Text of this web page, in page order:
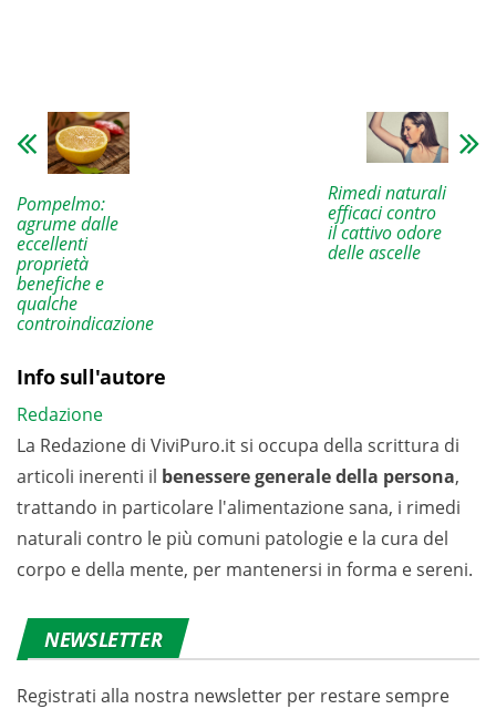
Pompelmo:
agrume dalle
eccellenti
proprietà
benefiche e
qualche
controindicazione
Rimedi naturali
efficaci contro
il cattivo odore
delle ascelle
Info sull'autore
Redazione
La Redazione di ViviPuro.it si occupa della scrittura di
articoli inerenti il benessere generale della persona,
trattando in particolare l'alimentazione sana, i rimedi
naturali contro le più comuni patologie e la cura del
corpo e della mente, per mantenersi in forma e sereni.
NEWSLETTER
Registrati alla nostra newsletter per restare sempre